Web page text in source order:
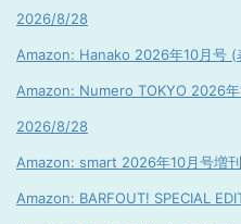
2026/8/28
Amazon: Hanako 2026年10月号
Amazon: Numero TOKYO 2026
2026/8/28
Amazon: smart 2026年10月号増
Amazon: BARFOUT! SPECIAL